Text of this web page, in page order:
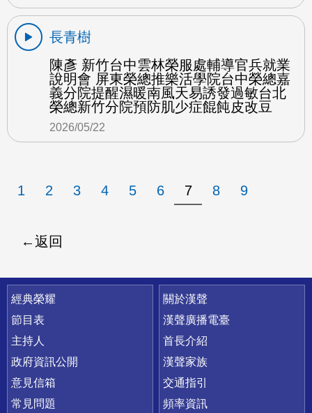
長青樹
陳彥 新竹台中雲林榮服處輔導官兵就業
說明會 屏東榮總推樂活學院台中榮總嘉
義分院提醒濕暖南風天易誘發過敏台北
榮總新竹分院預防肌少症餛飩皮改豆
2026/05/22
1 2 3 4 5 6 7 8 9
返回
快速連結
經典榮耀
節目表
主持人
政府資訊公開
意見信箱
常見問題
關於漢聲
漢聲廣播電臺
首長介紹
漢聲家族
交通指引
頻率資訊